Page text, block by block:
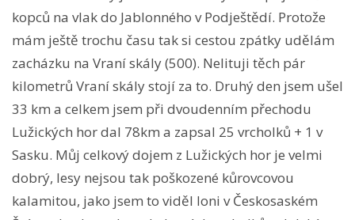
kopců na vlak do Jablonného v Podještědí. Protože
mám ještě trochu času tak si cestou zpátky udělám
zacházku na Vraní skály (500). Nelituji těch pár
kilometrů Vraní skály stojí za to. Druhý den jsem ušel
33 km a celkem jsem při dvoudenním přechodu
Lužických hor dal 78km a zapsal 25 vrcholků + 1 v
Sasku. Můj celkový dojem z Lužických hor je velmi
dobrý, lesy nejsou tak poškozené kůrovcovou
kalamitou, jako jsem to viděl loni v Českosaském